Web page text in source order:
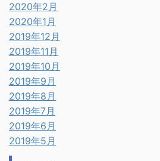
2020年2月
2020年1月
2019年12月
2019年11月
2019年10月
2019年9月
2019年8月
2019年7月
2019年6月
2019年5月